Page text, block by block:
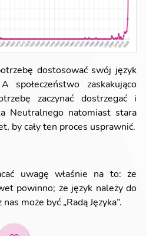
dostosować swój język
społeczeństwo zaskakująco
zaczynać dostrzegać i
Neutralnego natomiast stara
by cały ten proces usprawnić.
uwagę właśnie na to: że
powinno; że język należy do
może być „Radą Języka”.